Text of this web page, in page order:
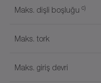
Maks. dişli boşluğu c)
Maks. tork
Maks. giriş devri